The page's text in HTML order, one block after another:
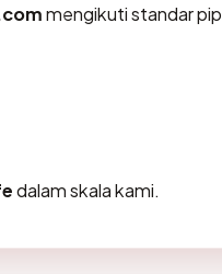
mengikuti standar
dalam skala kami.